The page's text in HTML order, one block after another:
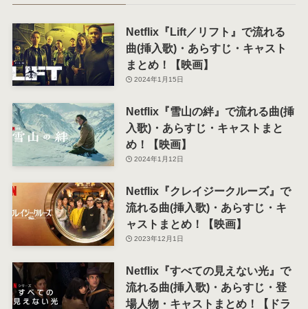
Netflix『Lift／リフト』で流れる
曲(挿入歌)・あらすじ・キャスト
まとめ！【映画】
2024年1月15日
Netflix『雪山の絆』で流れる曲(挿
入歌)・あらすじ・キャストまと
め！【映画】
2024年1月12日
Netflix『クレイジークルーズ』で
流れる曲(挿入歌)・あらすじ・キ
ャストまとめ！【映画】
2023年12月1日
Netflix『すべての見えない光』で
流れる曲(挿入歌)・あらすじ・登
場人物・キャストまとめ！【ドラ